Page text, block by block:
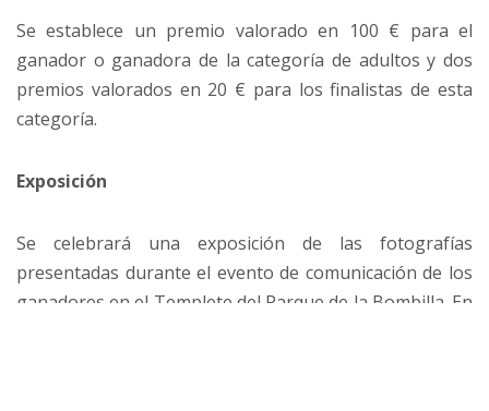
Se establece un premio valorado en 100 € para el
ganador o ganadora de la categoría de adultos y dos
premios valorados en 20 € para los finalistas de esta
categoría.
Exposición
Se celebrará una exposición de las fotografías
presentadas durante el evento de comunicación de los
ganadores en el Templete del Parque de la Bombilla. En